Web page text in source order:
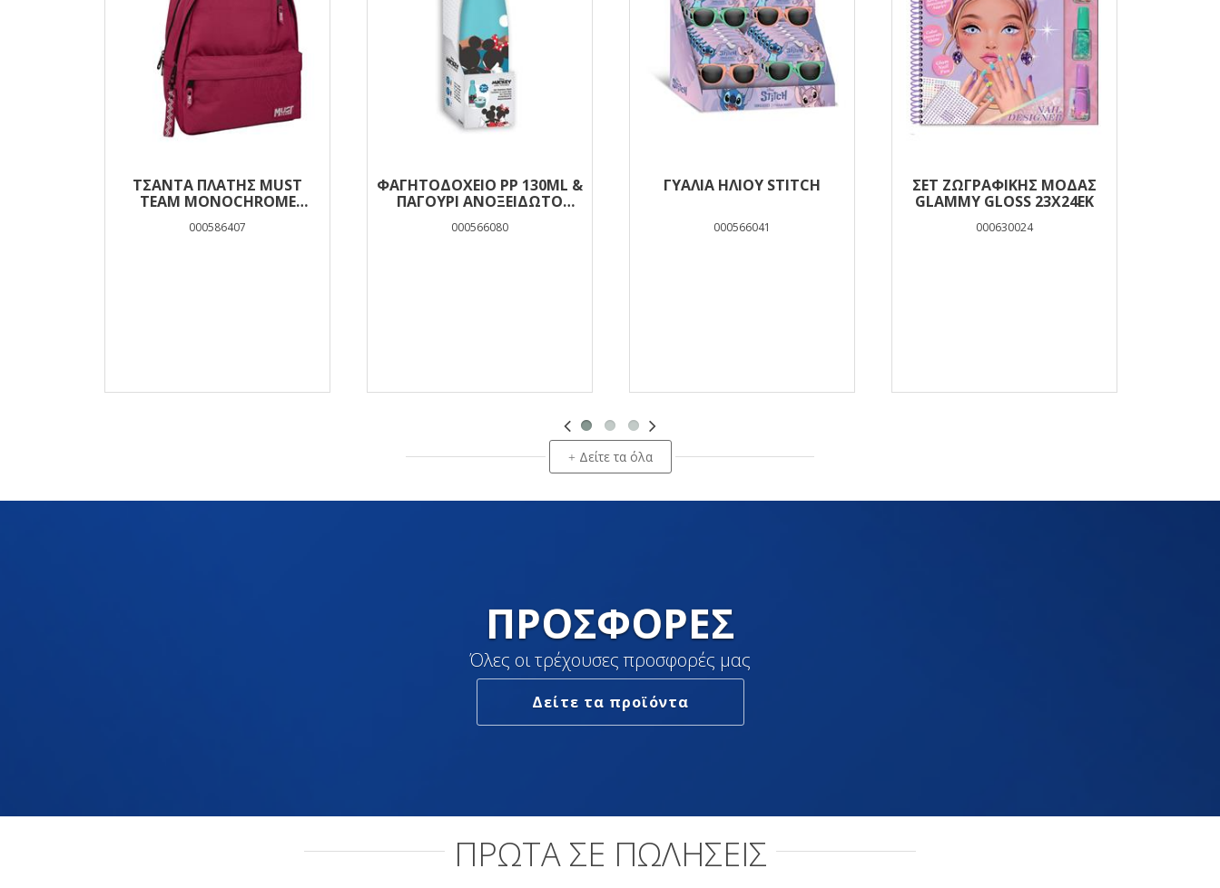
ΤΣΆΝΤΑ ΠΛΆΤΗΣ MUST
TEAM MONOCHROME
ΚΕΝΤΡΙΚΈΣ ΘΉΚΕΣ
000586407
ΦΑΓΗΤΟΔΟΧΕΙΟ PP 130ML &
ΠΑΓΟΥΡΙ ΑΝΟΞΕΙΔΩΤΟ
GREECE MICKEY
000566080
ΓΥΑΛΙΑ ΗΛΙΟΥ STITCH
000566041
ΣΕΤ ΖΩΓΡΑΦΙΚΉΣ ΜΌΔΑΣ
GLAMMY GLOSS 23X24ΕΚ
000630024
+ Δείτε τα όλα
ΠΡΟΣΦΟΡΈΣ
Όλες οι τρέχουσες προσφορές μας
Δείτε τα προϊόντα
ΠΡΩΤΑ ΣΕ ΠΩΛΗΣΕΙΣ